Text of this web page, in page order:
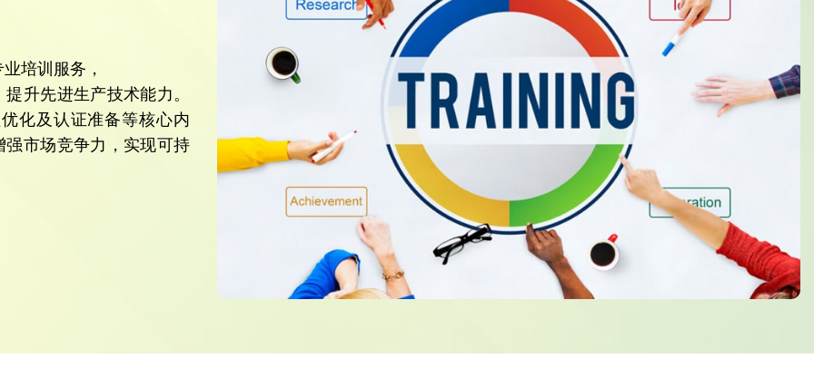
培训服务，
升先进生产技术能力。
化及认证准备等核心内
市场竞争力，实现可持